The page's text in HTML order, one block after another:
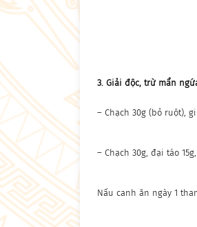
3. Giải độc, trừ mẩn
– Chạch 30g (bỏ ruột),
– Chạch 30g, đại táo
Nấu canh ăn ngày 1